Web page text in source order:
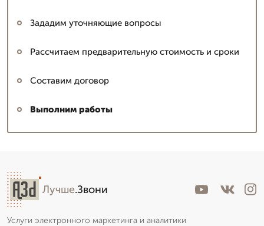
Зададим уточняющие вопросы
Рассчитаем предварительную стоимость и сроки
Составим договор
Выполним работы
Лучше.Звони
Услуги электронного маркетинга и аналитики